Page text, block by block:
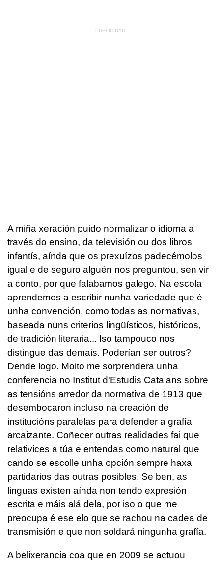
A miña xeración puido normalizar o idioma a
través do ensino, da televisión ou dos libros
infantís, aínda que os prexuízos padecémolos
igual e de seguro alguén nos preguntou, sen vir
a conto, por que falabamos galego. Na escola
aprendemos a escribir nunha variedade que é
unha convención, como todas as normativas,
baseada nuns criterios lingüísticos, históricos,
de tradición literaria... Iso tampouco nos
distingue das demais. Poderían ser outros?
Dende logo. Moito me sorprendera unha
conferencia no Institut d'Estudis Catalans sobre
as tensións arredor da normativa de 1913 que
desembocaron incluso na creación de
institucións paralelas para defender a grafía
arcaizante. Coñecer outras realidades fai que
relativices a túa e entendas como natural que
cando se escolle unha opción sempre haxa
partidarios das outras posibles. Se ben, as
linguas existen aínda non tendo expresión
escrita e máis alá dela, por iso o que me
preocupa é ese elo que se rachou na cadea de
transmisión e que non soldará ningunha grafía.
A belixerancia coa que en 2009 se actuou